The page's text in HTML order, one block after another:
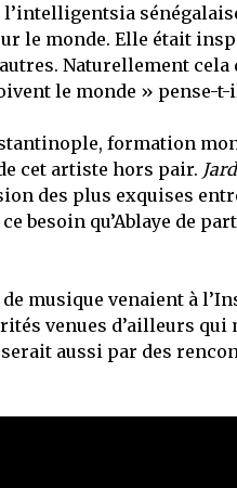
le monde. Elle était
Naturellement
le monde » pense-t-
formation
cet artiste hors pair.
des plus exquises
besoin qu’Ablaye de
musique venaient à
venues d’ailleurs qui
aussi par des